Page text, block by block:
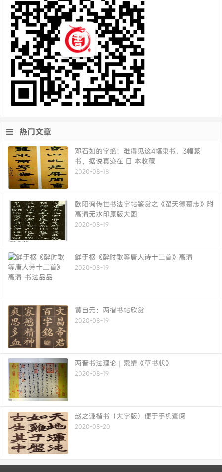
热门文章
邓石如的字绝！难得见这4幅隶书、3幅篆
书，据说真迹在 日 本收藏
2020-08-18
欧阳询传世书法字帖鉴赏之《翟天德墓志》附
高清无水印原版大图
2020-08-19
鲜于枢《醉时歌等唐人诗十二首》高清
2020-08-19
黄自元：两楷书帖欣赏
2020-08-19
两晋书法理论｜索靖《草书状》
2020-08-19
赵之谦楷书（大字版）便于手机查阅
2020-08-20